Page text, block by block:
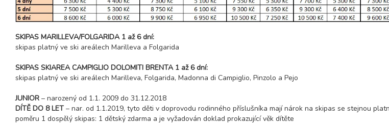
SKIPAS MARILLEVA/FOLGARIDA 1 až 6 dní:
skipas platný ve ski areálech Marilleva a Folgarida
SKIPAS SKIAREA CAMPIGLIO DOLOMITI BRENTA 1 až 6 dní:
skipas platný ve ski areálech Marilleva, Folgarida, Madonna di Campiglio, Pinzolo a Pejo
JUNIOR – narozený od 1.1. 2009 do 31.12.2018
DÍTĚ DO 8 LET – nar. od 1.1.2019, tyto děti v doprovodu rodinného příslušníka mají nárok na skipas se stejnou
poměru 1 dospělý skipas: 1 dětský zdarma a je vyžadován doklad prokazující věk dítěte